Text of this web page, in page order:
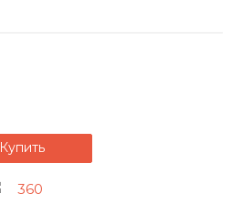
Купить